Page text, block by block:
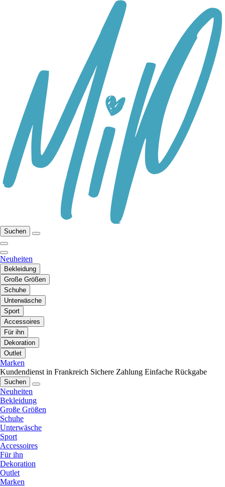
Suchen
Neuheiten
Bekleidung
Große Größen
Schuhe
Unterwäsche
Sport
Accessoires
Für ihn
Dekoration
Outlet
Marken
Kundendienst in Frankreich Sichere Zahlung Einfache Rückgabe
Suchen
Neuheiten
Bekleidung
Große Größen
Schuhe
Unterwäsche
Sport
Accessoires
Für ihn
Dekoration
Outlet
Marken